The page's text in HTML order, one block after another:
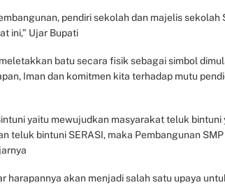
pendiri sekolah dan majelis
ini,” Ujar Bupati
batu secara fisik sebagai simbol
Iman dan komitmen kita terhadap mutu
yaitu mewujudkan masyarakat teluk bintuni
teluk bintuni SERASI, maka Pembangunan
harapannya akan menjadi salah satu upaya